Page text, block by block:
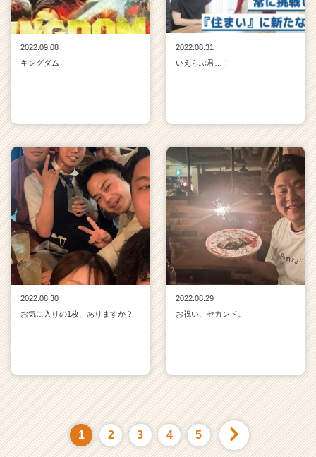
2022.09.08
キングダム！
2022.08.31
いえらぶ君…！
2022.08.30
お気に入りの1枚、ありますか？
2022.08.29
お祝い、セカンド。
1 2 3 4 5